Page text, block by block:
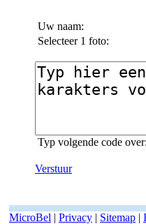
Uw naam:
Selecteer 1 foto:
Typ volgende code over:
Verstuur
MicroBel | Privacy | Sitemap |